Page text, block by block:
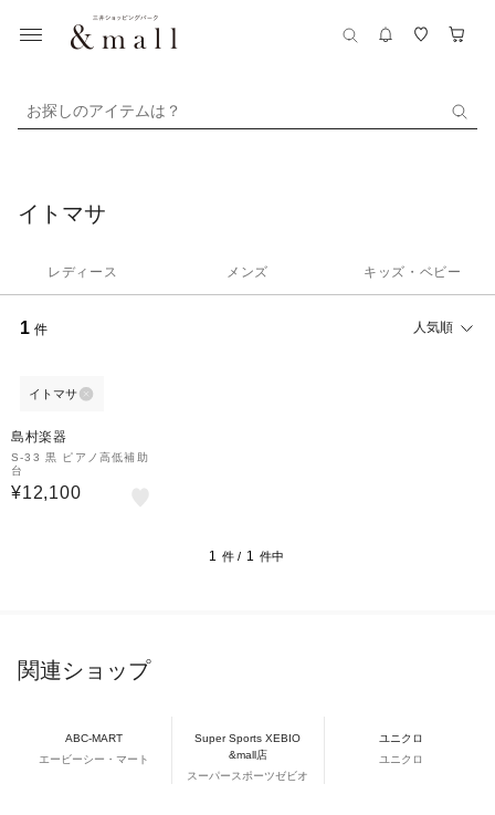
お探しのアイテムは？
イトマサ
レディース メンズ キッズ・ベビー
1 件 人気順
イトマサ
島村楽器
S-33 黒 ピアノ高低補助
台
¥12,100
1 件 / 1 件中
関連ショップ
ABC-MART
エービーシー・マート
Super Sports XEBIO
&mall店
スーパースポーツゼビオ
ユニクロ
ユニクロ